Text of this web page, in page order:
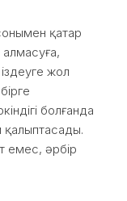
қатар
алмасуға,
жол
болғанда
қалыптасады.
емес, әрбір